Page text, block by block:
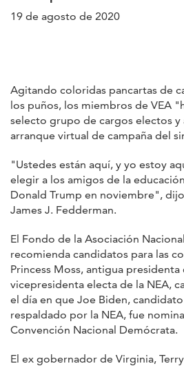
19 de agosto de 2020
Agitando coloridas pancartas de
los puños, los miembros de VEA
selecto grupo de cargos electos y
arranque virtual de campaña del
"Ustedes están aquí, y yo estoy
elegir a los amigos de la
Donald Trump en noviembre",
James J. Fedderman.
El Fondo de la Asociación
recomienda candidatos para las
Princess Moss, antigua presidenta
vicepresidenta electa de la NEA,
el día en que Joe Biden,
respaldado por la NEA, fue
Convención Nacional Demócrata.
El ex gobernador de Virginia,